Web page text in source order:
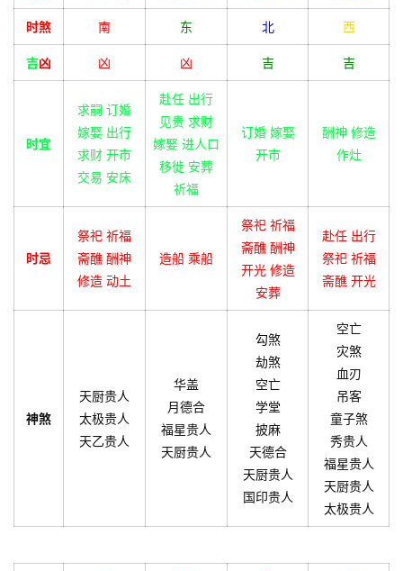
时煞 南 东 北 西
吉凶 凶 凶 吉 吉
时宜
求嗣 订婚
嫁娶 出行
求财 开市
交易 安床
赴任 出行
见贵 求财
嫁娶 进人口
移徙 安葬
祈福
订婚 嫁娶
开市
酬神 修造
作灶
时忌
祭祀 祈福
斋醮 酬神
修造 动土
造船 乘船
祭祀 祈福
斋醮 酬神
开光 修造
安葬
赴任 出行
祭祀 祈福
斋醮 开光
神煞
天厨贵人
太极贵人
天乙贵人
华盖
月德合
福星贵人
天厨贵人
勾煞
劫煞
空亡
学堂
披麻
天德合
天厨贵人
国印贵人
空亡
灾煞
血刃
吊客
童子煞
秀贵人
福星贵人
天厨贵人
太极贵人